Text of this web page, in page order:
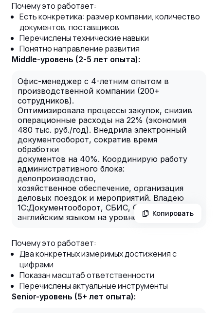
Почему это работает:
Есть конкретика: размер компании, количество
документов, поставщиков
Перечислены технические навыки
Понятно направление развития
Middle-уровень (2-5 лет опыта):
Офис-менеджер с 4-летним опытом в
производственной компании (200+
сотрудников).
Оптимизировала процессы закупок, снизив
операционные расходы на 22% (экономия
480 тыс. руб./год). Внедрила электронный
документооборот, сократив время
обработки
документов на 40%. Координирую работу
административного блока:
делопроизводство,
хозяйственное обеспечение, организация
деловых поездок и мероприятий. Владею
1С:Документооборот, СБИС, CRM Bitrix24,
английским языком на уровне B2. Копировать
Почему это работает:
Два конкретных измеримых достижения с
цифрами
Показан масштаб ответственности
Перечислены актуальные инструменты
Senior-уровень (5+ лет опыта):